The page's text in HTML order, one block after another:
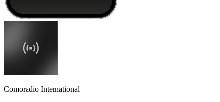
Comoradio International